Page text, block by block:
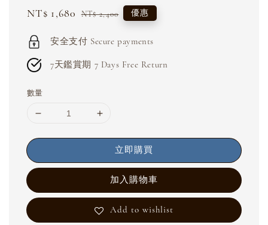
Sale
NT$ 1,680 Regular
NT$ 2,400 優惠
安全支付 Secure payments
7天鑑賞期 7 Days Free Return
數量
立即購買
加入購物車
Add to wishlist